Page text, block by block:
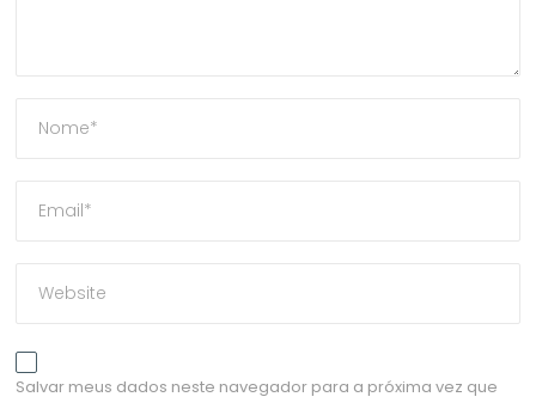
Salvar meus dados neste navegador para a próxima vez que